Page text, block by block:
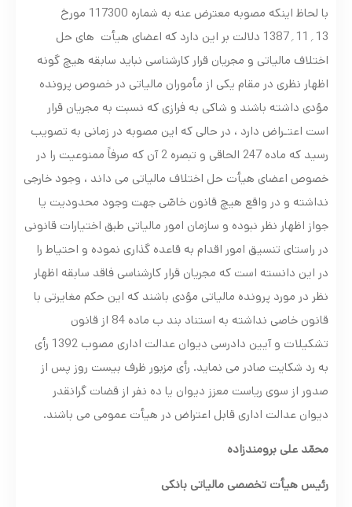
با لحاظ اینکه مصوبه معترض عنه به شماره 117300 مورخ
13؍11؍1387 دلالت بر این دارد که اعضای هیأت های حل
اختلاف مالیاتی و مجریان قرار کارشناسی نباید سابقه هیچ گونه
اظهار نظری در مقام یکی از مأموران مالیاتی در خصوص پرونده
مؤدی داشته باشند و شاکی به فرازی که نسبت به مجریان قرار
است اعتـراض دارد ، در حالی که این مصوبه در زمانی به تصویب
رسید که ماده 247 الحاقی و تبصره 2 آن که صرفاً ممنوعیت را در
خصوص اعضای هیأت حل اختلاف مالیاتی می داند ، وجود خارجی
نداشته و در واقع هیچ قانون خاصّی جهت وجود محدودیت یا
جواز اظهار نظر نبوده و سازمان امور مالیاتی طبق اختیارات قانونی
در راستای تنسیق امور اقدام به قاعده گذاری نموده و احتیاط را
در این دانسته است که مجریان قرار کارشناسی فاقد سابقه اظهار
نظر در مورد پرونده مالیاتی مؤدی باشند که این حکم مغایرتی با
قانون خاصی نداشته به استناد بند ب ماده 84 از قانون
تشکیلات و آیین دادرسی دیوان عدالت اداری مصوب 1392 رأی
به رد شکایت صادر می نماید. رأی مزبور ظرف بیست روز پس از
صدور از سوی ریاست معزز دیوان یا ده نفر از قضات گرانقدر
دیوان عدالت اداری قابل اعتراض در هیأت عمومی می باشند.
محمّد علی برومندزاده
رئیس هیأت تخصصی مالیاتی بانکی